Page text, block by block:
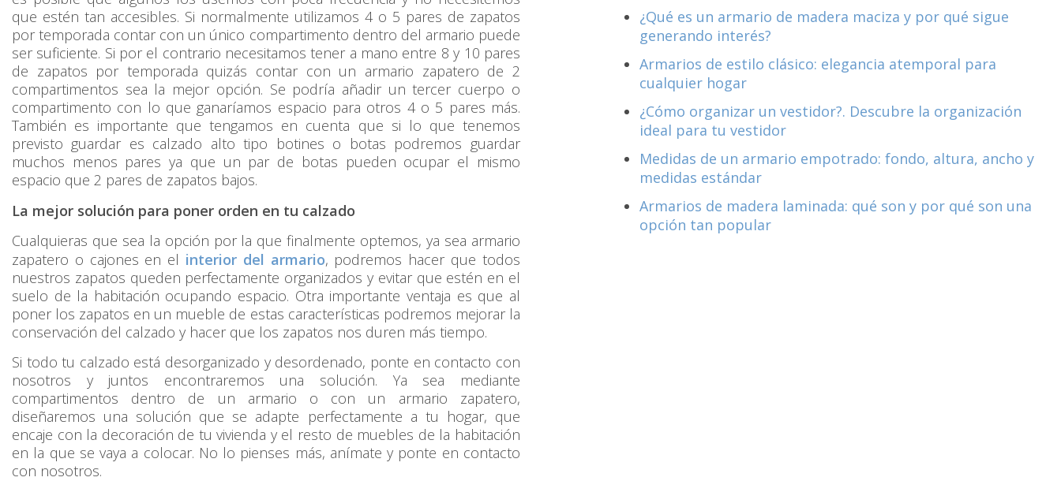
que estén tan accesibles. Si normalmente utilizamos 4 o 5 pares de zapatos
por temporada contar con un único compartimento dentro del armario puede
ser suficiente. Si por el contrario necesitamos tener a mano entre 8 y 10 pares
de zapatos por temporada quizás contar con un armario zapatero de 2
compartimentos sea la mejor opción. Se podría añadir un tercer cuerpo o
compartimento con lo que ganaríamos espacio para otros 4 o 5 pares más.
También es importante que tengamos en cuenta que si lo que tenemos
previsto guardar es calzado alto tipo botines o botas podremos guardar
muchos menos pares ya que un par de botas pueden ocupar el mismo
espacio que 2 pares de zapatos bajos.
La mejor solución para poner orden en tu calzado
Cualquieras que sea la opción por la que finalmente optemos, ya sea armario
zapatero o cajones en el interior del armario, podremos hacer que todos
nuestros zapatos queden perfectamente organizados y evitar que estén en el
suelo de la habitación ocupando espacio. Otra importante ventaja es que al
poner los zapatos en un mueble de estas características podremos mejorar la
conservación del calzado y hacer que los zapatos nos duren más tiempo.
Si todo tu calzado está desorganizado y desordenado, ponte en contacto con
nosotros y juntos encontraremos una solución. Ya sea mediante
compartimentos dentro de un armario o con un armario zapatero,
diseñaremos una solución que se adapte perfectamente a tu hogar, que
encaje con la decoración de tu vivienda y el resto de muebles de la habitación
en la que se vaya a colocar. No lo pienses más, anímate y ponte en contacto
con nosotros.
¿Qué es un armario de madera maciza y por qué sigue
generando interés?
Armarios de estilo clásico: elegancia atemporal para
cualquier hogar
¿Cómo organizar un vestidor?. Descubre la organización
ideal para tu vestidor
Medidas de un armario empotrado: fondo, altura, ancho y
medidas estándar
Armarios de madera laminada: qué son y por qué son una
opción tan popular